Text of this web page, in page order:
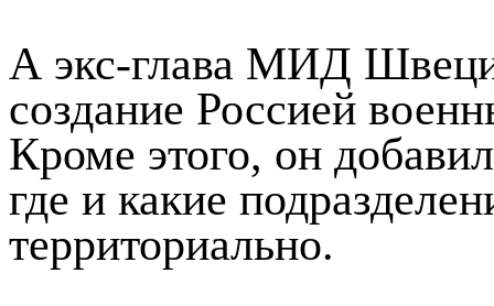
А экс-глава МИД
создание Россией
Кроме этого, он
где и какие
территориально.